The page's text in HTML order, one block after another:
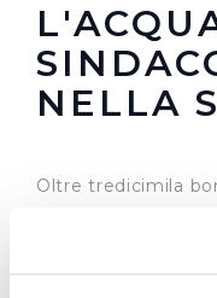
NELLA
Oltre tredicimila
Comuni dove
integrato. Oltre